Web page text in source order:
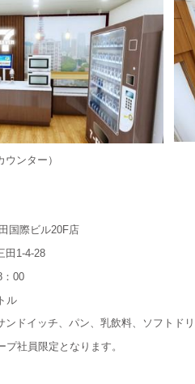
ンター） （店
国際ビル20F店
田1-4-28
：00
ル
ドイッチ、パン、乳飲料、ソフトド
社員限定となります。